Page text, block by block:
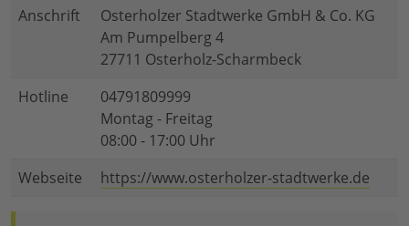
Anschrift
Osterholzer Stadtwerke GmbH & Co. KG
Am Pumpelberg 4
27711 Osterholz-Scharmbeck
Hotline
04791809999
Montag - Freitag
08:00 - 17:00 Uhr
Webseite
https://www.osterholzer-stadtwerke.de